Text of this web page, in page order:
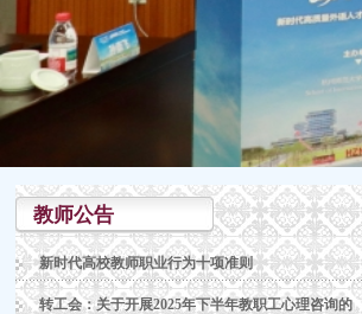
教师公告
新时代高校教师职业行为十项准则
转工会：关于开展2025年下半年教职工心理咨询的